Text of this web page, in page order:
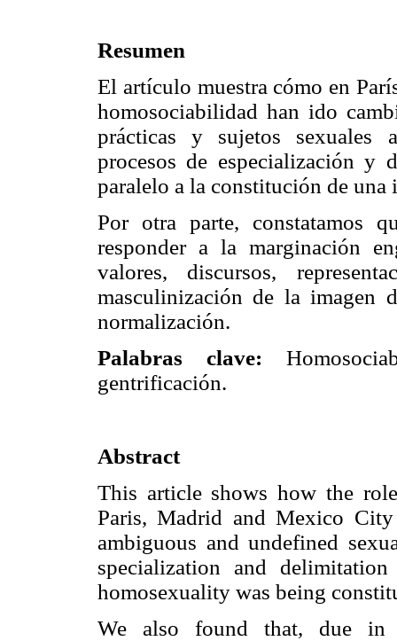
Resumen
El artículo muestra cómo en
homosociabilidad han ido
prácticas y sujetos sexuales
procesos de especialización y
paralelo a la constitución de una
Por otra parte, constatamos
responder a la marginación
valores, discursos,
masculinización de la imagen
normalización.
Palabras clave:
gentrificación.
Abstract
This article shows how the
Paris, Madrid and Mexico
ambiguous and undefined
specialization and
homosexuality was being
We also found that, due